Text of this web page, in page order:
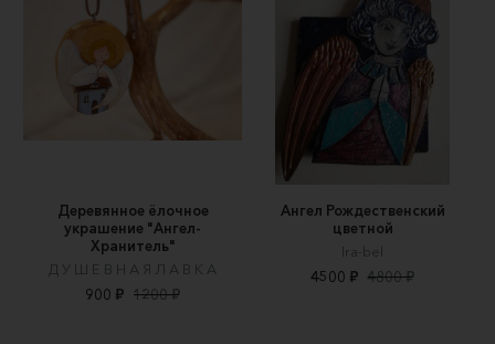
Деревянное ёлочное
украшение "Ангел-
Хранитель"
Д У Ш Е В Н А Я Л А В К А
900 ₽ 1200 ₽
Ангел Рождественский
цветной
Ira-bel
4500 ₽ 4800 ₽